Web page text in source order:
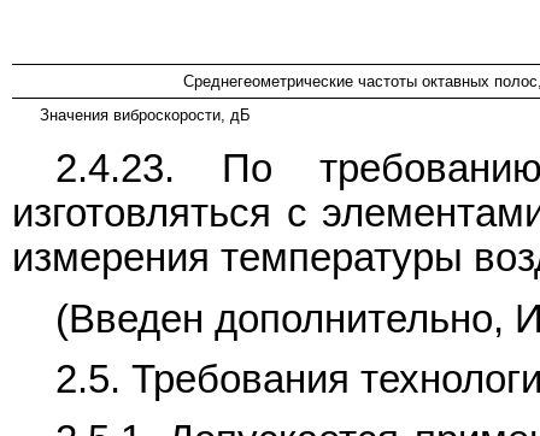
Среднегеометрические частоты октавных
Значения виброскорости, дБ
2.4.23. По
изготовляться с
измерения температуры
(Введен дополнительно,
2.5. Требования